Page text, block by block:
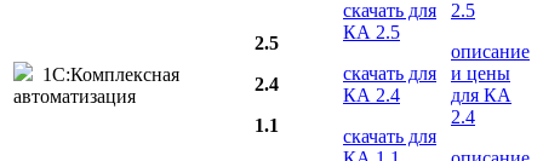
1С:Комплексная
автоматизация
2.5
2.4
1.1
скачать для
КА 2.5
скачать для
КА 2.4
скачать для
2.5
описание
и цены
для КА
2.4